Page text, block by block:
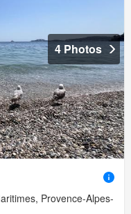
4 Photos
Provence-Alpes-